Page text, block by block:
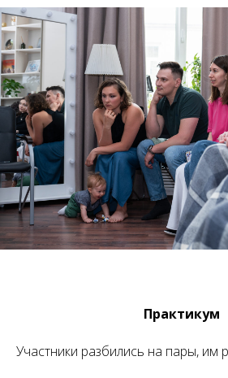
Практикум
Участники разбились на пары, им